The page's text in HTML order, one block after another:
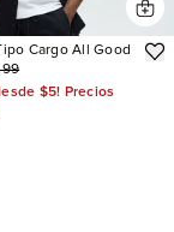
Cargo All Good
$5! Precios